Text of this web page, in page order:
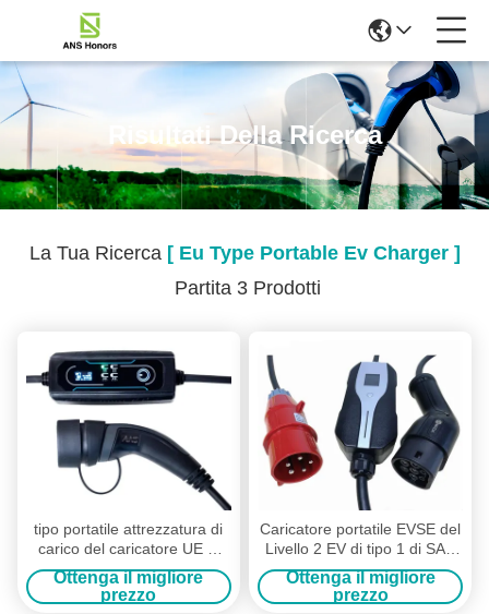
Risultati Della Ricerca
La Tua Ricerca [ Eu Type Portable Ev Charger ]
Partita 3 Prodotti
tipo portatile attrezzatura di
carico del caricatore UE di
16A 3.6kW EV del veicolo
elettrico
Ottenga il migliore
prezzo
Caricatore portatile EVSE del
Livello 2 EV di tipo 1 di SAE
J1772 scambiabile con CEE
Plug
Ottenga il migliore
prezzo